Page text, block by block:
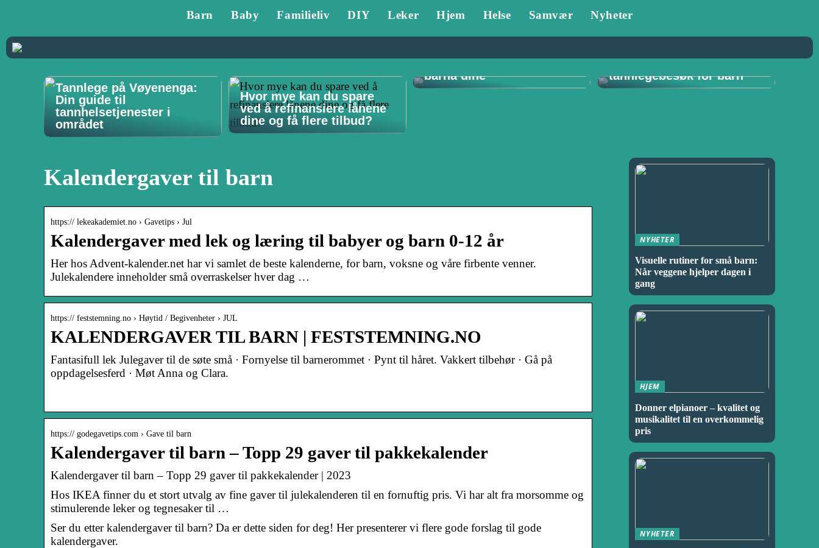
Barn Baby Familieliv DIY Leker Hjem Helse Samvær Nyheter
Tannlege på Vøyenenga:
Din guide til
tannhelsetjenester i
området
Hvor mye kan du spare
ved å refinansiere lånene
dine og få flere tilbud?
barna dine
Tannlege i Porsgrunn:
tannlegebesøk for barn
Kalendergaver til barn
https:// lekeakademiet.no › Gavetips › Jul
Kalendergaver med lek og læring til babyer og barn 0-12 år
Her hos Advent-kalender.net har vi samlet de beste kalenderne, for barn, voksne og våre firbente venner.
Julekalendere inneholder små overraskelser hver dag …
https:// feststemning.no › Høytid / Begivenheter › JUL
KALENDERGAVER TIL BARN | FESTSTEMNING.NO
Fantasifull lek Julegaver til de søte små · Fornyelse til barnerommet · Pynt til håret. Vakkert tilbehør · Gå på
oppdagelsesferd · Møt Anna og Clara.
https:// godegavetips.com › Gave til barn
Kalendergaver til barn – Topp 29 gaver til pakkekalender
Kalendergaver til barn – Topp 29 gaver til pakkekalender | 2023
Hos IKEA finner du et stort utvalg av fine gaver til julekalenderen til en fornuftig pris. Vi har alt fra morsomme og
stimulerende leker og tegnesaker til …
Ser du etter kalendergaver til barn? Da er dette siden for deg! Her presenterer vi flere gode forslag til gode
kalendergaver.
NYHETER
Visuelle rutiner for små barn:
Når veggene hjelper dagen i
gang
HJEM
Donner elpianoer – kvalitet og
musikalitet til en overkommelig
pris
NYHETER